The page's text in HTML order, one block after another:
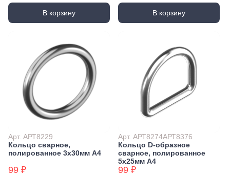
В корзину В корзину
Арт. АРТ8229
Кольцо сварное,
полированное 3х30мм А4
99 ₽
Арт. АРТ8274АРТ8376
Кольцо D-образное
сварное, полированное
5х25мм А4
99 ₽